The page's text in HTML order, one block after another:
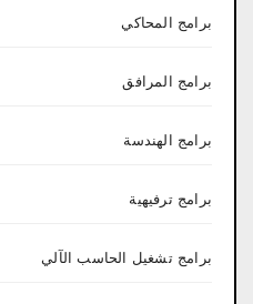
برامج المحاكي
برامج المرافق
برامج الهندسة
برامج ترفيهية
برامج تشغيل الحاسب الآلي